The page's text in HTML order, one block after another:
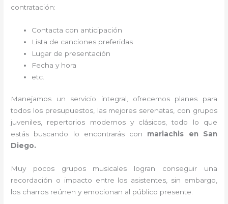
contratación:
Contacta con anticipación
Lista de canciones preferidas
Lugar de presentación
Fecha y hora
etc.
Manejamos un servicio integral, ofrecemos planes para
todos los presupuestos, las mejores serenatas, con grupos
juveniles, repertorios modernos y clásicos, todo lo que
estás buscando lo encontrarás con mariachis en San
Diego.
Muy pocos grupos musicales logran conseguir una
recordación o impacto entre los asistentes, sin embargo,
los charros reúnen y emocionan al público presente.